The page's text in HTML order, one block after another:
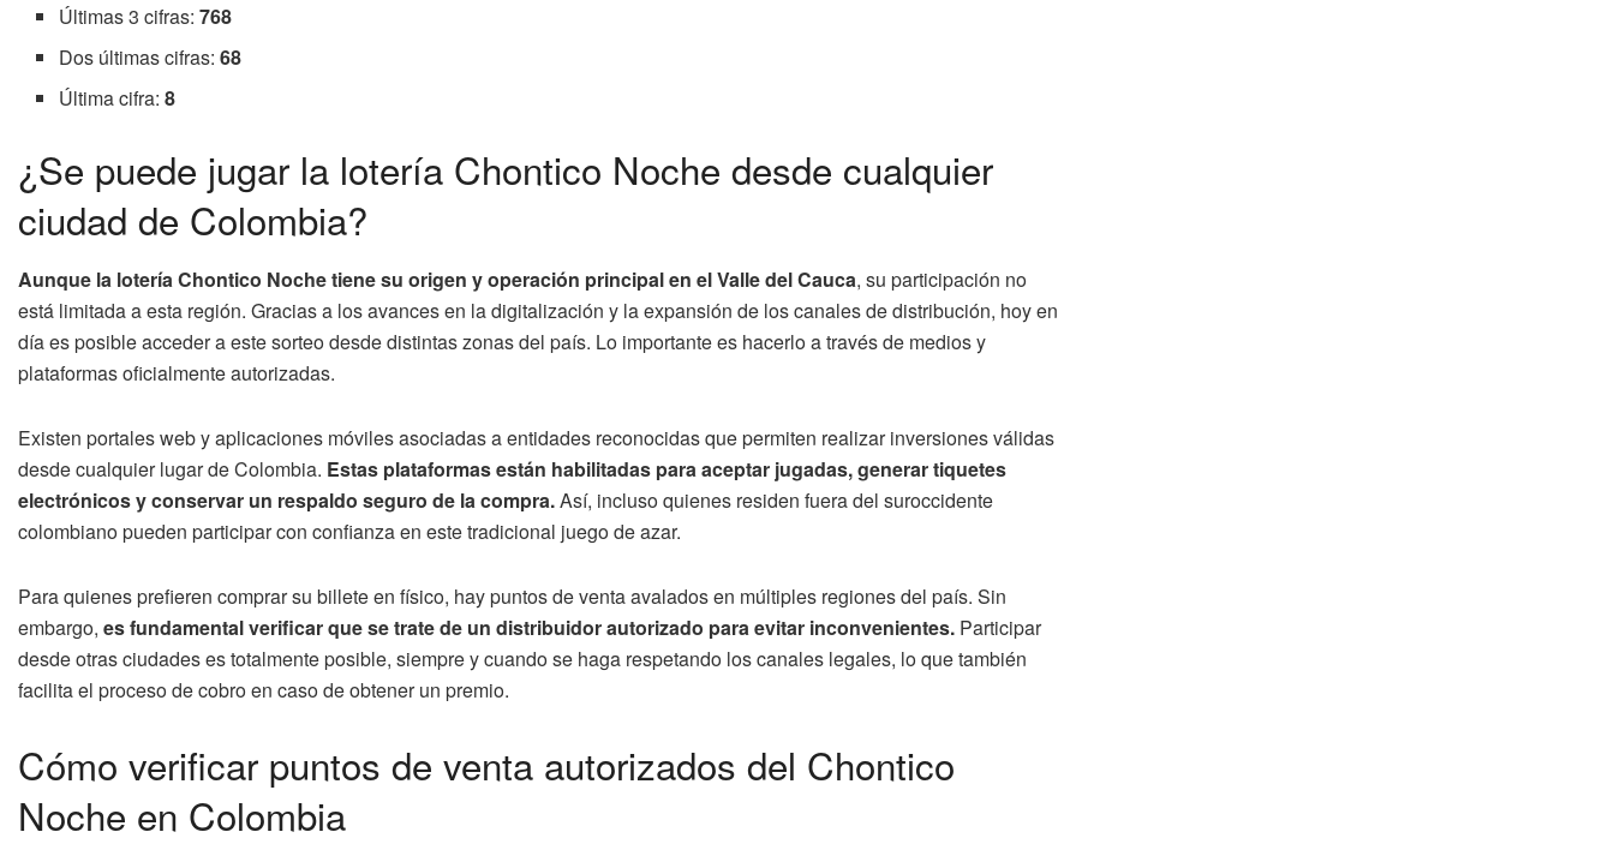
Últimas 3 cifras:768
Dos últimas cifras:68
Última cifra:8
¿Se puede jugar la lotería Chontico Noche desde cualquier
ciudad de Colombia?
Aunque la lotería Chontico Noche tiene su origen y operación principal en el Valle del Cauca, su participación no
está limitada a esta región. Gracias a los avances en la digitalización y la expansión de los canales de distribución, hoy en
día es posible acceder a este sorteo desde distintas zonas del país. Lo importante es hacerlo a través de medios y
plataformas oficialmente autorizadas.
Existen portales web y aplicaciones móviles asociadas a entidades reconocidas que permiten realizar inversiones válidas
desde cualquier lugar de Colombia. Estas plataformas están habilitadas para aceptar jugadas, generar tiquetes
electrónicos y conservar un respaldo seguro de la compra.Así, incluso quienes residen fuera del suroccidente
colombiano pueden participar con confianza en este tradicional juego de azar.
Para quienes prefieren comprar su billete en físico, hay puntos de venta avalados en múltiples regiones del país. Sin
embargo, es fundamental verificar que se trate de un distribuidor autorizado para evitar inconvenientes. Participar
desde otras ciudades es totalmente posible, siempre y cuando se haga respetando los canales legales, lo que también
facilita el proceso de cobro en caso de obtener un premio.
Cómo verificar puntos de venta autorizados del Chontico
Noche en Colombia